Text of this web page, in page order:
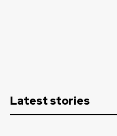
Latest stories